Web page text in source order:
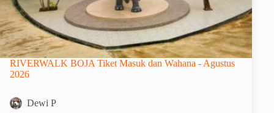
RIVERWALK BOJA Tiket Masuk dan Wahana - Agustus
2026
Dewi P